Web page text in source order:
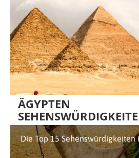
ÄGYPTEN
Die Top 15 Sehenswürdigkeiten